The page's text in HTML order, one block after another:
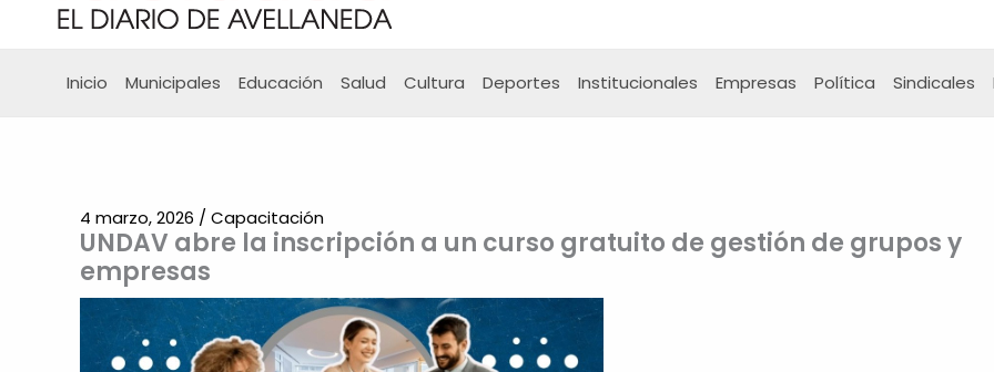
Inicio Municipales Educación Salud Cultura Deportes Institucionales Empresas Política Sindicales
UNDAV abre la inscripción a un curso gratuito de gestión de grupos y
empresas
4 marzo, 2026 / Capacitación